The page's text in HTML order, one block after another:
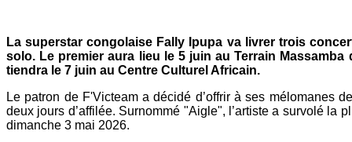
La superstar congolaise Fally Ipupa va livrer trois
solo. Le premier aura lieu le 5 juin au Terrain
tiendra le 7 juin au Centre Culturel Africain.
Le patron de F'Victeam a décidé d’offrir à ses mélomanes
deux jours d’affilée. Surnommé "Aigle", l’artiste a survolé la
dimanche 3 mai 2026.